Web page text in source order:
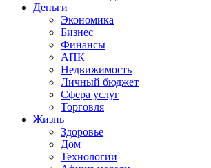
Деньги
Экономика
Бизнес
Финансы
АПК
Недвижимость
Личный бюджет
Сфера услуг
Торговля
Жизнь
Здоровье
Дом
Технологии